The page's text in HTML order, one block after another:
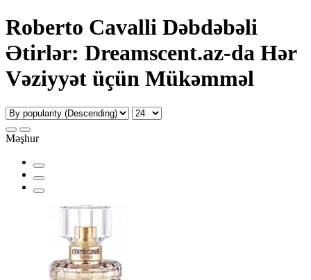
Roberto Cavalli Dəbdəbəli
Ətirlər: Dreamscent.az-da Hər
Vəziyyət üçün Mükəmməl
Məşhur